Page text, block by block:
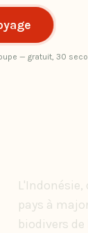
— gratuit, 30
pays à
biodivers